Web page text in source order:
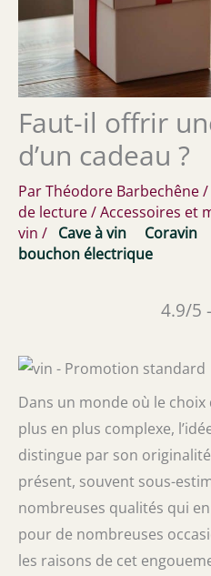
Faut-il offrir
d’un cadeau ?
ParThéodore Barbechêne/
de lecture/Accessoires et
vin / Cave à vin Coravin
bouchon électrique
4.9/5
Dans un monde où le
plus en plus complexe,
distingue par son
présent, souvent sous-
nombreuses qualités qui
pour de nombreuses
les raisons de cet